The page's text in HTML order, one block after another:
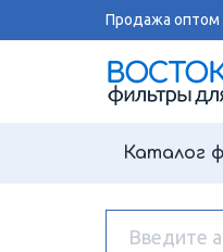
Продажа оптом
Каталог